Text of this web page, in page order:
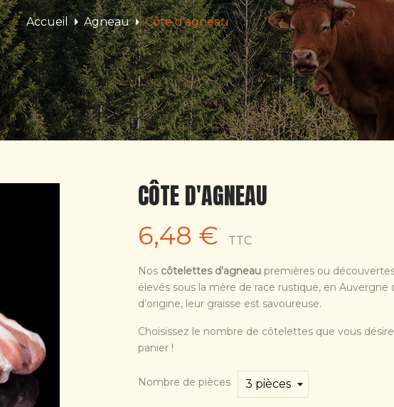
Accueil Agneau Côte d'agneau
CÔTE D'AGNEAU
6,48 € TTC
Nos côtelettes d'agneau premières ou
élevés sous la mère de race rustique, en Auvergne
d’origine, leur graisse est savoureuse.
Choisissez le nombre de côtelettes que vous
panier !
Nombre de pièces